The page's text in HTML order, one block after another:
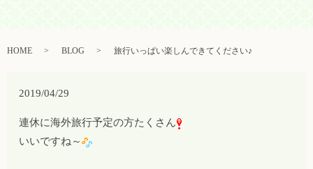
HOME BLOG 旅行いっぱい楽しんできてください♪
2019/04/29
連休に海外旅行予定の方たくさん
いいですね～